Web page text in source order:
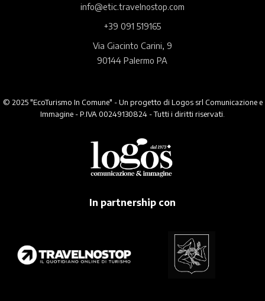
info@etic.travelnostop.com
+39 091 519165
Via Giacinto Carini, 9
90144 Palermo PA
© 2025 "EcoTurismo In Comune" - Un progetto di Logos srl Comunicazione e
Immagine - P.IVA 00249130824 - Tutti i diritti riservati.
In partnership con